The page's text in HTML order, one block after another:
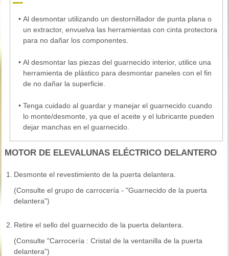
• Al desmontar utilizando un destornillador de punta plana o
un extractor, envuelva las herramientas con cinta protectora
para no dañar los componentes.
• Al desmontar las piezas del guarnecido interior, utilice una
herramienta de plástico para desmontar paneles con el fin
de no dañar la superficie.
• Tenga cuidado al guardar y manejar el guarnecido cuando
lo monte/desmonte, ya que el aceite y el lubricante pueden
dejar manchas en el guarnecido.
MOTOR DE ELEVALUNAS ELÉCTRICO DELANTERO
1. Desmonte el revestimiento de la puerta delantera.
(Consulte el grupo de carrocería - "Guarnecido de la puerta
delantera")
2. Retire el sello del guarnecido de la puerta delantera.
(Consulte "Carrocería : Cristal de la ventanilla de la puerta
delantera")